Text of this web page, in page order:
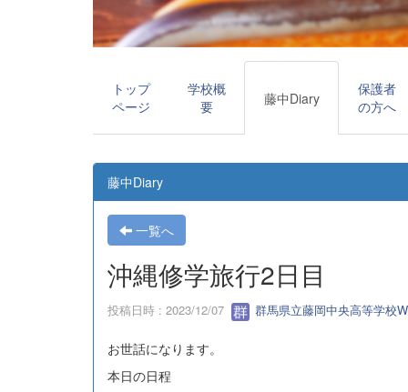
トップ
ページ
学校概
要
藤中Diary
保護者
の方へ
藤中Diary
一覧へ
沖縄修学旅行2日目
投稿日時 : 2023/12/07 群馬県立藤岡中央高等学校
お世話になります。
本日の日程